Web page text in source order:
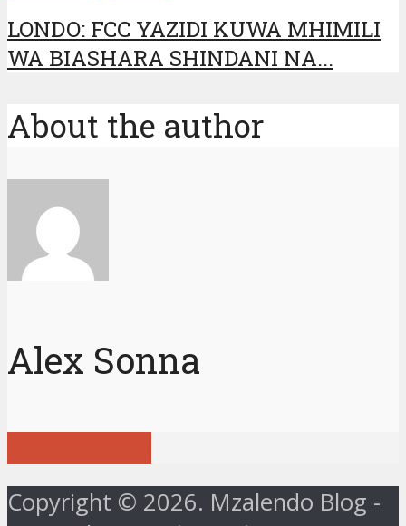
LONDO: FCC YAZIDI KUWA MHIMILI
WA BIASHARA SHINDANI NA...
About the author
Alex Sonna
Copyright © 2026. Mzalendo Blog -